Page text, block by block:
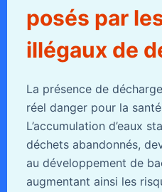
posés par
illégaux de
La présence de
réel danger pour la
L’accumulation d’eaux
déchets abandonnés,
au développement de
augmentant ainsi les